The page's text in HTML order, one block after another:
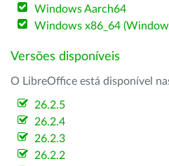
Windows Aarch64
Windows x86_64
Versões disponíveis
O LibreOffice está disponível
26.2.5
26.2.4
26.2.3
26.2.2